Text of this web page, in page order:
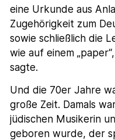
eine Urkunde aus
Zugehörigkeit zum
sowie schließlich die
wie auf einem
sagte.
Und die 70er Jahre
große Zeit. Damals
jüdischen Musikerin
geboren wurde, der